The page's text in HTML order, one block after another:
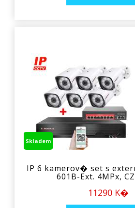
Skladem
IP 6 kamerov� set s
601B-Ext. 4MPx,
11290 K�